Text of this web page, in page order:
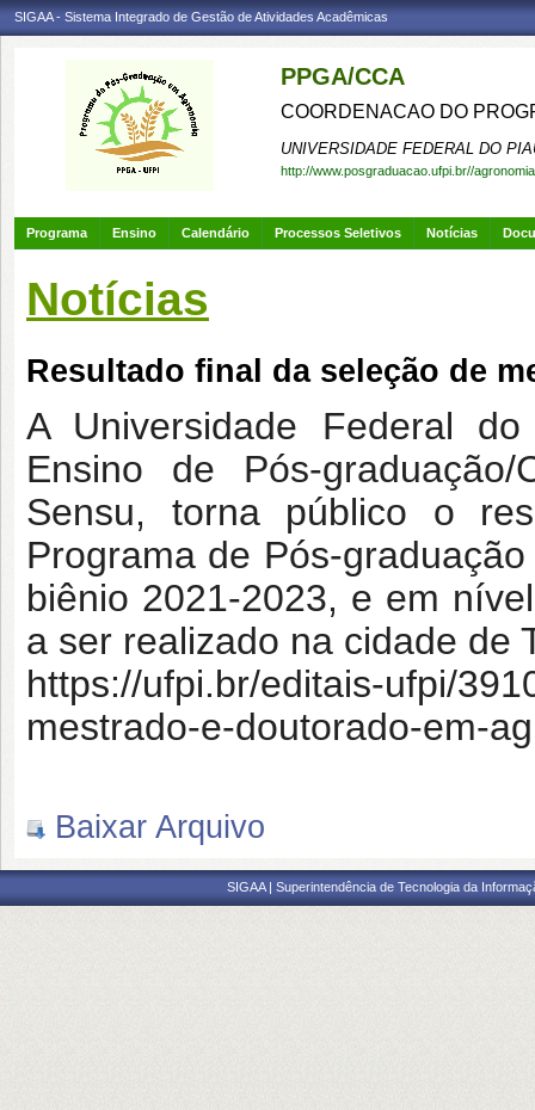
SIGAA - Sistema Integrado de Gestão de Atividades Acadêmicas
PPGA/CCA
COORDENACAO DO
UNIVERSIDADE FEDERAL DO
http://www.posgraduacao.ufpi.br//agronomia
Programa Ensino Calendário Processos Seletivos Notícias
Notícias
Resultado final da seleção de
A Universidade Federal
Ensino de Pós-
Sensu, torna público o
Programa de Pós-
biênio 2021-2023, e em
a ser realizado na cidade de
https://ufpi.br/editais-ufpi/
mestrado-e-doutorado-em-
Baixar Arquivo
SIGAA | Superintendência de Tecnologia da